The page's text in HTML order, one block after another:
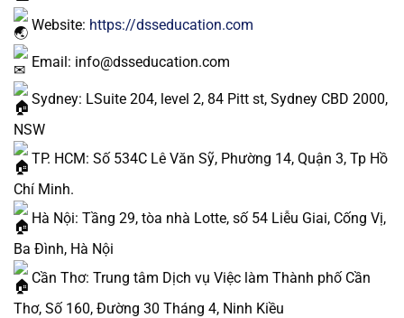
Website: https://dsseducation.com
Email: info@dsseducation.com
Sydney: LSuite 204, level 2, 84 Pitt st, Sydney CBD 2000,
NSW
TP. HCM: Số 534C Lê Văn Sỹ, Phường 14, Quận 3, Tp Hồ
Chí Minh.
Hà Nội: Tầng 29, tòa nhà Lotte, số 54 Liễu Giai, Cống Vị,
Ba Đình, Hà Nội
Cần Thơ: Trung tâm Dịch vụ Việc làm Thành phố Cần
Thơ, Số 160, Đường 30 Tháng 4, Ninh Kiều